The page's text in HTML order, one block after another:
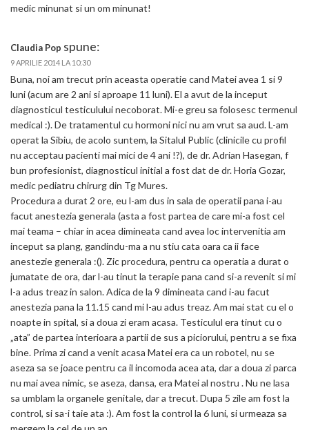
medic minunat si un om minunat!
Claudia Pop spune:
9 APRILIE 2014 LA 10:30
Buna, noi am trecut prin aceasta operatie cand Matei avea 1 si 9
luni (acum are 2 ani si aproape 11 luni). El a avut de la inceput
diagnosticul testiculului necoborat. Mi-e greu sa folosesc termenul
medical :). De tratamentul cu hormoni nici nu am vrut sa aud. L-am
operat la Sibiu, de acolo suntem, la Sitalul Public (clinicile cu profil
nu acceptau pacienti mai mici de 4 ani !?), de dr. Adrian Hasegan, f
bun profesionist, diagnosticul initial a fost dat de dr. Horia Gozar,
medic pediatru chirurg din Tg Mures.
Procedura a durat 2 ore, eu l-am dus in sala de operatii pana i-au
facut anestezia generala (asta a fost partea de care mi-a fost cel
mai teama – chiar in acea dimineata cand avea loc intervenitia am
inceput sa plang, gandindu-ma a nu stiu cata oara ca ii face
anestezie generala :(). Zic procedura, pentru ca operatia a durat o
jumatate de ora, dar l-au tinut la terapie pana cand si-a revenit si mi
l-a adus treaz in salon. Adica de la 9 dimineata cand i-au facut
anestezia pana la 11.15 cand mi l-au adus treaz. Am mai stat cu el o
noapte in spital, si a doua zi eram acasa. Testiculul era tinut cu o
„ata” de partea interioara a partii de sus a piciorului, pentru a se fixa
bine. Prima zi cand a venit acasa Matei era ca un robotel, nu se
aseza sa se joace pentru ca il incomoda acea ata, dar a doua zi parca
nu mai avea nimic, se aseza, dansa, era Matei al nostru . Nu ne lasa
sa umblam la organele genitale, dar a trecut. Dupa 5 zile am fost la
control, si sa-i taie ata :). Am fost la control la 6 luni, si urmeaza sa